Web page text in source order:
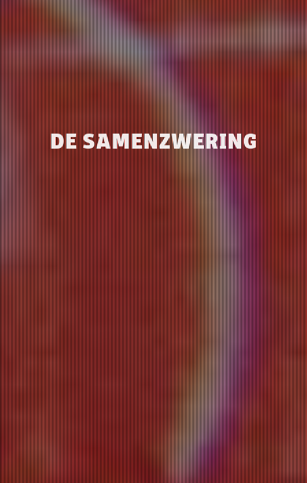
DE SAMENZWERING